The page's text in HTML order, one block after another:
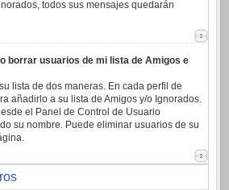
todos sus mensajes quedarán
borrar usuarios de mi lista de Amigos e
lista de dos maneras. En cada perfil de
añadirlo a su lista de Amigos y/o Ignorados.
el Panel de Control de Usuario
su nombre. Puede eliminar usuarios de su